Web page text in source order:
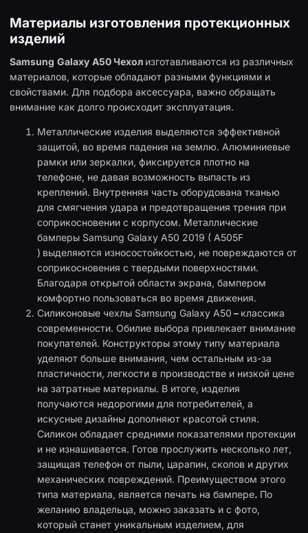
Материалы изготовления протекционных
изделий
Samsung Galaxy A50 Чехол изготавливаются из различных
материалов, которые обладают разными функциями и
свойствами. Для подбора аксессуара, важно обращать
внимание как долго происходит эксплуатация.
Металлические изделия выделяются эффективной
защитой, во время падения на землю. Алюминиевые
рамки или зеркалки, фиксируется плотно на
телефоне, не давая возможность выпасть из
креплений. Внутренняя часть оборудована тканью
для смягчения удара и предотвращения трения при
соприкосновении с корпусом. Металлические
бамперы Samsung Galaxy A50 2019 ( A505F
) выделяются износостойкостью, не повреждаются от
соприкосновения с твердыми поверхностями.
Благодаря открытой области экрана, бампером
комфортно пользоваться во время движения.
Силиконовые чехлы Samsung Galaxy A50 – классика
современности. Обилие выбора привлекает внимание
покупателей. Конструкторы этому типу материала
уделяют больше внимания, чем остальным из-за
пластичности, легкости в производстве и низкой цене
на затратные материалы. В итоге, изделия
получаются недорогими для потребителей, а
искусные дизайны дополняют красотой стиля.
Силикон обладает средними показателями протекции
и не изнашивается. Готов прослужить несколько лет,
защищая телефон от пыли, царапин, сколов и других
механических повреждений. Преимуществом этого
типа материала, является печать на бампере. По
желанию владельца, можно заказать и с фото,
который станет уникальным изделием, для